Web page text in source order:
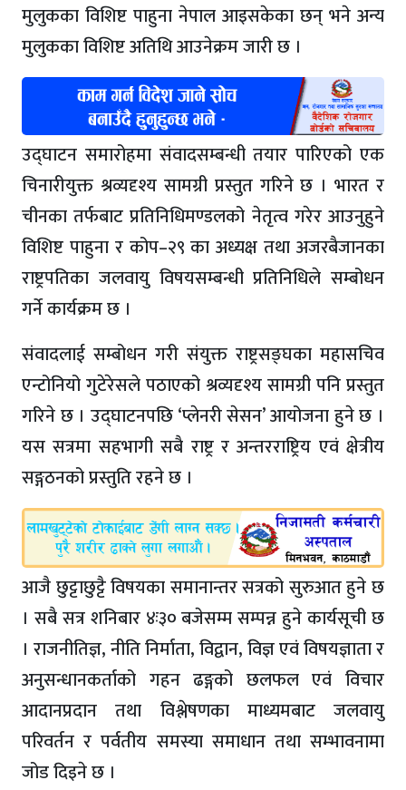
मुलुकका विशिष्ट पाहुना नेपाल आइसकेका छन् भने अन्य
मुलुकका विशिष्ट अतिथि आउनेक्रम जारी छ ।
उद्घाटन समारोहमा संवादसम्बन्धी तयार पारिएको एक
चिनारीयुक्त श्रव्यदृश्य सामग्री प्रस्तुत गरिने छ । भारत र
चीनका तर्फबाट प्रतिनिधिमण्डलको नेतृत्व गरेर आउनुहुने
विशिष्ट पाहुना र कोप–२९ का अध्यक्ष तथा अजरबैजानका
राष्ट्रपतिका जलवायु विषयसम्बन्धी प्रतिनिधिले सम्बोधन
गर्ने कार्यक्रम छ ।
संवादलाई सम्बोधन गरी संयुक्त राष्ट्रसङ्घका महासचिव
एन्टोनियो गुटेरेसले पठाएको श्रव्यदृश्य सामग्री पनि प्रस्तुत
गरिने छ । उद्घाटनपछि ‘प्लेनरी सेसन’ आयोजना हुने छ ।
यस सत्रमा सहभागी सबै राष्ट्र र अन्तरराष्ट्रिय एवं क्षेत्रीय
सङ्गठनको प्रस्तुति रहने छ ।
आजै छुट्टाछुट्टै विषयका समानान्तर सत्रको सुरुआत हुने छ
। सबै सत्र शनिबार ४ः३० बजेसम्म सम्पन्न हुने कार्यसूची छ
। राजनीतिज्ञ, नीति निर्माता, विद्वान, विज्ञ एवं विषयज्ञाता र
अनुसन्धानकर्ताको गहन ढङ्गको छलफल एवं विचार
आदानप्रदान तथा विश्लेषणका माध्यमबाट जलवायु
परिवर्तन र पर्वतीय समस्या समाधान तथा सम्भावनामा
जोड दिइने छ ।